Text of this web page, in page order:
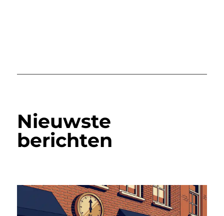
Nieuwste
berichten